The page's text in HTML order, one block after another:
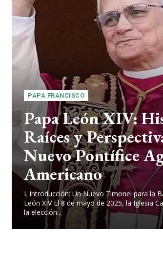
PAPA FRANCISCO
Papa León XIV:
Raíces y
Nuevo Pontífice
Americano
I. Introducción: Un Nuevo Timonel para la
León XIV El 8 de mayo de 2025, la Iglesia
la elección...